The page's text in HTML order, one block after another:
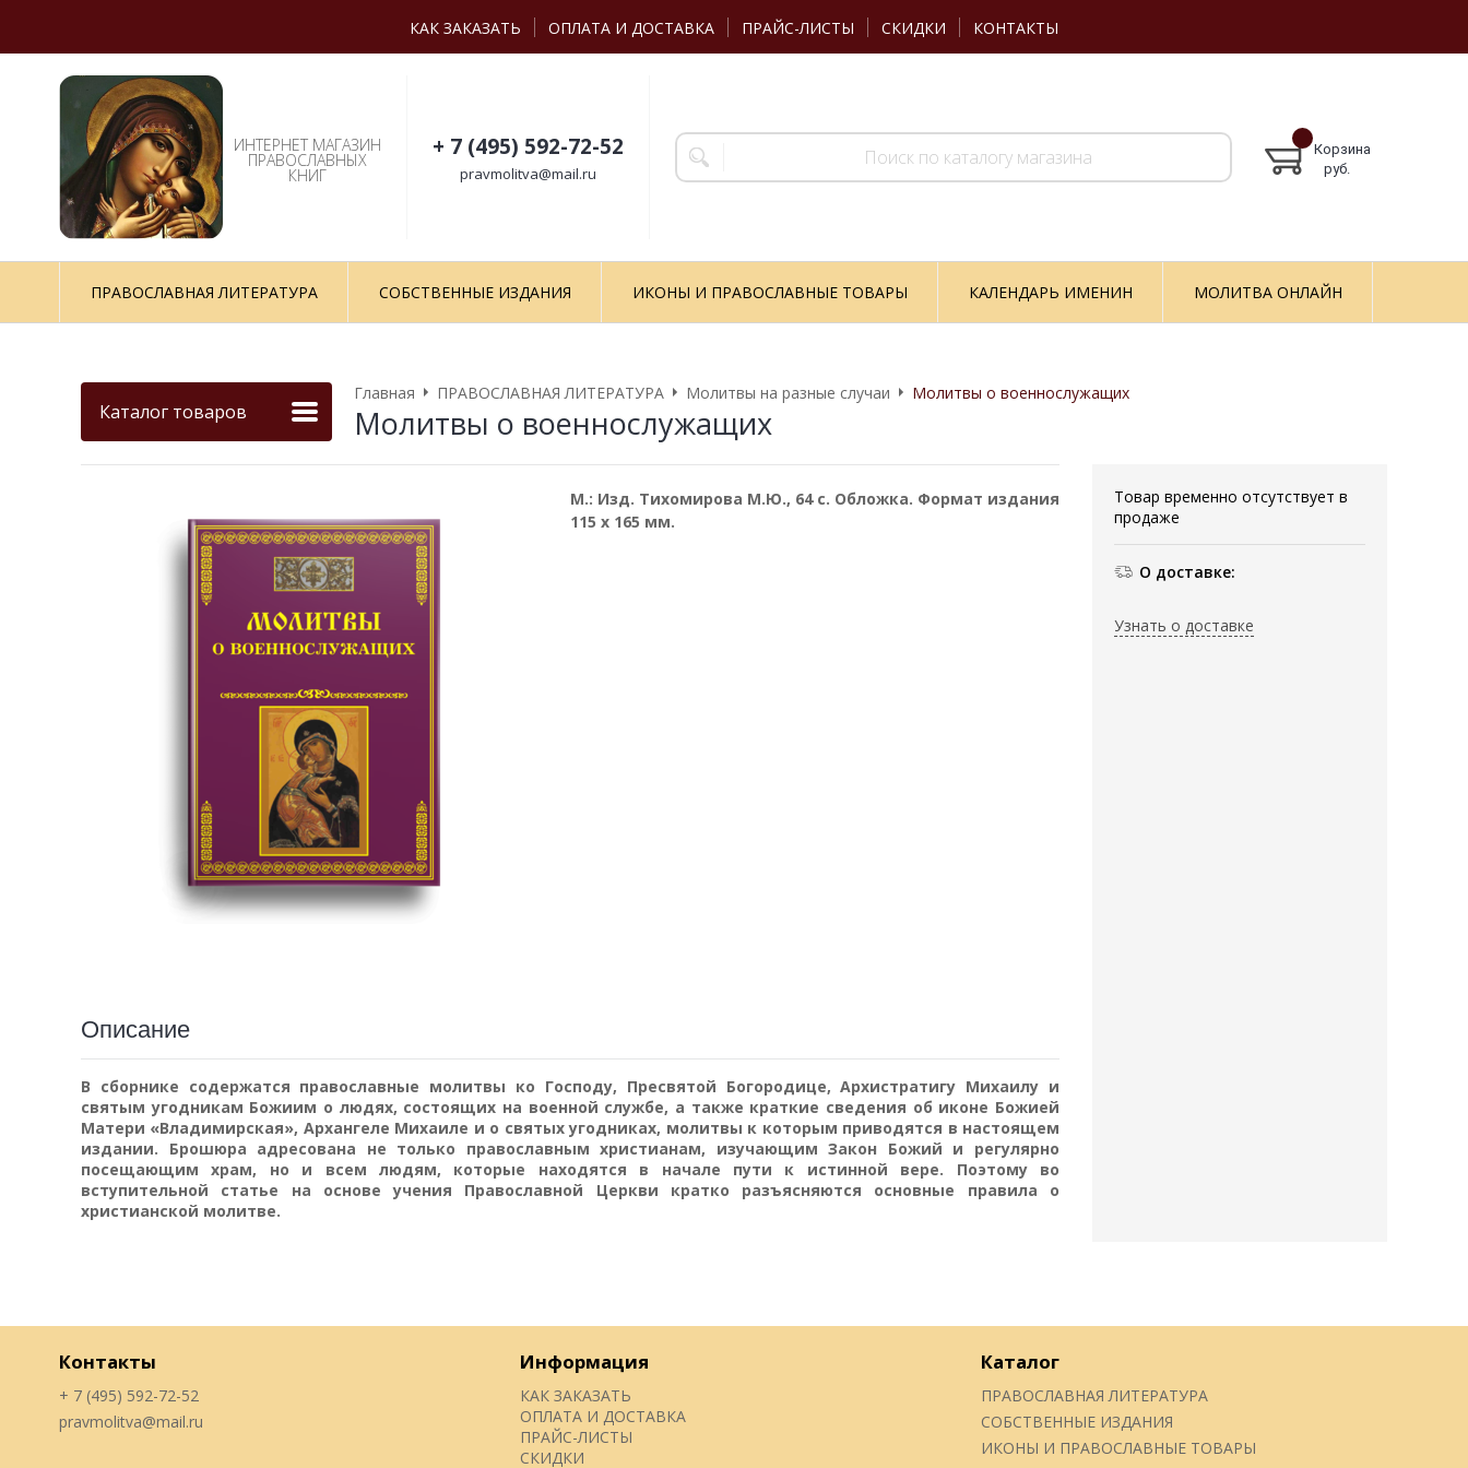
КАК ЗАКАЗАТЬ ОПЛАТА И ДОСТАВКА ПРАЙС-ЛИСТЫ СКИДКИ КОНТАКТЫ
ИНТЕРНЕТ МАГАЗИН
ПРАВОСЛАВНЫХ
КНИГ
+ 7 (495) 592-72-52
pravmolitva@mail.ru
Корзина
руб.
ПРАВОСЛАВНАЯ ЛИТЕРАТУРА СОБСТВЕННЫЕ ИЗДАНИЯ ИКОНЫ И ПРАВОСЛАВНЫЕ ТОВАРЫ КАЛЕНДАРЬ ИМЕНИН МОЛИТВА ОНЛАЙН
Каталог товаров
Главная ПРАВОСЛАВНАЯ ЛИТЕРАТУРА Молитвы на разные случаи Молитвы о военнослужащих
Молитвы о военнослужащих
Товар временно отсутствует в
продаже
О доставке:
Узнать о доставке
М.: Изд. Тихомирова М.Ю., 64 с. Обложка. Формат издания
115 х 165 мм.
Описание
В сборнике содержатся православные молитвы ко Господу, Пресвятой Богородице, Архистратигу Михаилу и
святым угодникам Божиим о людях, состоящих на военной службе, а также краткие сведения об иконе Божией
Матери «Владимирская», Архангеле Михаиле и о святых угодниках, молитвы к которым приводятся в настоящем
издании. Брошюра адресована не только православным христианам, изучающим Закон Божий и регулярно
посещающим храм, но и всем людям, которые находятся в начале пути к истинной вере. Поэтому во
вступительной статье на основе учения Православной Церкви кратко разъясняются основные правила о
христианской молитве.
Контакты
+ 7 (495) 592-72-52
pravmolitva@mail.ru
Информация
КАК ЗАКАЗАТЬ
ОПЛАТА И ДОСТАВКА
ПРАЙС-ЛИСТЫ
СКИДКИ
Каталог
ПРАВОСЛАВНАЯ ЛИТЕРАТУРА
СОБСТВЕННЫЕ ИЗДАНИЯ
ИКОНЫ И ПРАВОСЛАВНЫЕ ТОВАРЫ